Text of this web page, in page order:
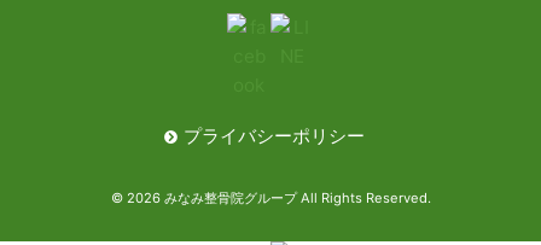
プライバシーポリシー
© 2026 みなみ整骨院グループ All Rights Reserved.